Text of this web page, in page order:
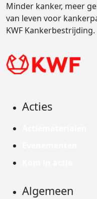
Minder kanker, meer
van leven voor
KWF Kankerbestrijding.
Acties
Algemeen